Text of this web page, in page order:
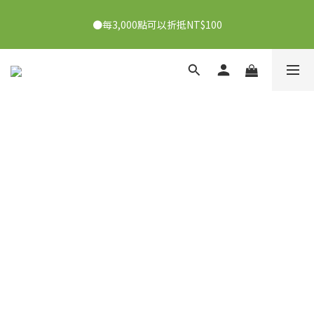
👉點我了解
●每3,000點可以折抵NT$100
●7/2-7/30下單美膚娜娜&曦之麗，滿1,000元抽PDRN精華組！